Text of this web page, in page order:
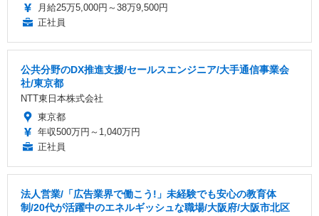
月給25万5,000円～38万9,500円
正社員
公共分野のDX推進支援/セールスエンジニア/大手通信事業会
社/東京都
NTT東日本株式会社
東京都
年収500万円～1,040万円
正社員
法人営業/「広告業界で働こう!」未経験でも安心の教育体
制/20代が活躍中のエネルギッシュな職場/大阪府/大阪市北区